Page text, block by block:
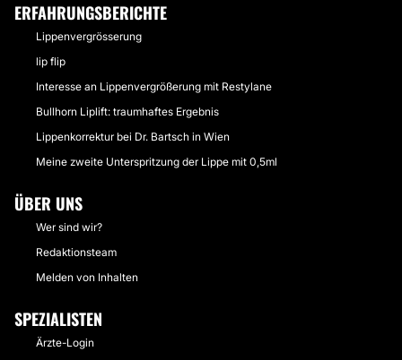
ERFAHRUNGSBERICHTE
Lippenvergrösserung
lip flip
Interesse an Lippenvergrößerung mit Restylane
Bullhorn Liplift: traumhaftes Ergebnis
Lippenkorrektur bei Dr. Bartsch in Wien
Meine zweite Unterspritzung der Lippe mit 0,5ml
ÜBER UNS
Wer sind wir?
Redaktionsteam
Melden von Inhalten
SPEZIALISTEN
Ärzte-Login